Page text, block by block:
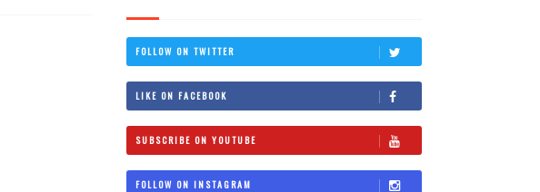
FOLLOW ON TWITTER
LIKE ON FACEBOOK
SUBSCRIBE ON YOUTUBE
FOLLOW ON INSTAGRAM